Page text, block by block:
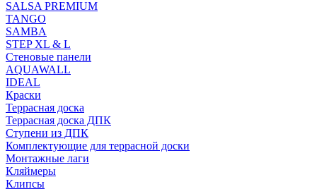
SALSA PREMIUM
TANGO
SAMBA
STEP XL & L
Стеновые панели
AQUAWALL
IDEAL
Краски
Террасная доска
Террасная доска ДПК
Ступени из ДПК
Комплектующие для террасной доски
Монтажные лаги
Кляймеры
Клипсы